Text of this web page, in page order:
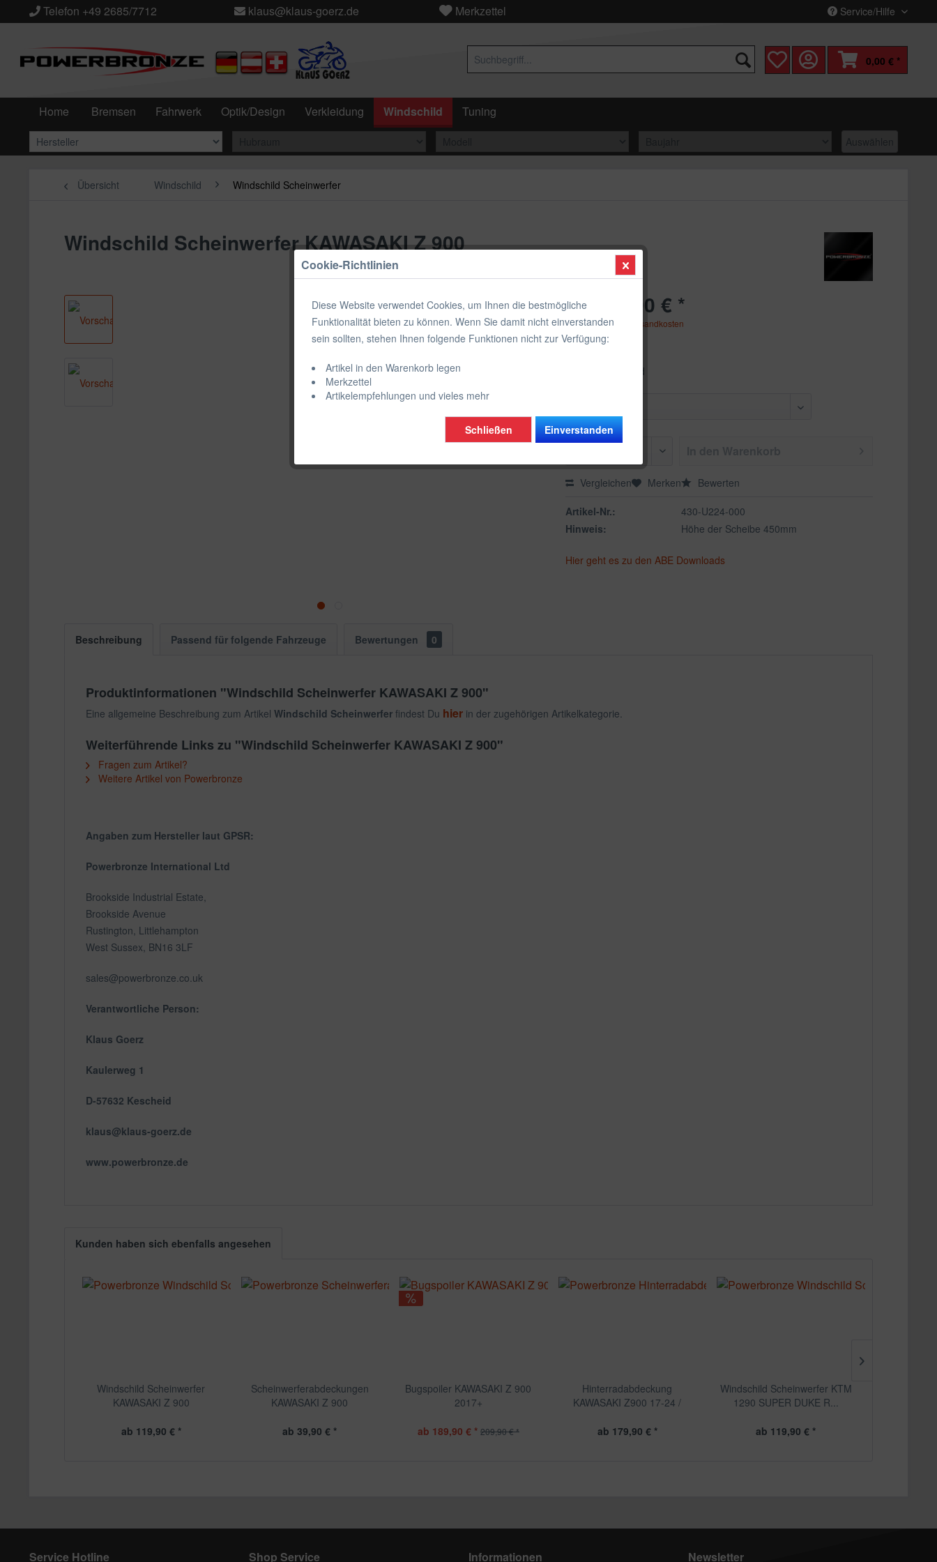
Service/Hilfe
Telefon +49 2685/7712 klaus@klaus-goerz.de Merkzettel
0,00 € *
Home Bremsen Fahrwerk Optik/Design Verkleidung Windschild Tuning
Auswählen
Übersicht Windschild Windschild Scheinwerfer
Windschild Scheinwerfer KAWASAKI Z 900
ab 119,90 € *
inkl. MwSt.zzgl. Versandkosten
schwarz glänzend
Vergleichen Merken Bewerten
Artikel-Nr.:
430-U224-000
Hinweis:
Höhe der Scheibe 450mm
Hier geht es zu den ABE Downloads
Beschreibung Passend für folgende Fahrzeuge Bewertungen 0
Produktinformationen "Windschild Scheinwerfer KAWASAKI Z 900"
Eine allgemeine Beschreibung zum Artikel Windschild Scheinwerfer findest Du hier in der zugehörigen Artikelkategorie.
Weiterführende Links zu "Windschild Scheinwerfer KAWASAKI Z 900"
Fragen zum Artikel?
Weitere Artikel von Powerbronze
Angaben zum Hersteller laut GPSR:
Powerbronze International Ltd
Brookside Industrial Estate,
Brookside Avenue
Rustington, Littlehampton
West Sussex, BN16 3LF
sales@powerbronze.co.uk
Verantwortliche Person:
Klaus Goerz
Kaulerweg 1
D-57632 Kescheid
klaus@klaus-goerz.de
www.powerbronze.de
Kunden haben sich ebenfalls angesehen
Windschild Scheinwerfer
KAWASAKI Z 900
ab 119,90 € *
Scheinwerferabdeckungen
KAWASAKI Z 900
ab 39,90 € *
Bugspoiler KAWASAKI Z 900
2017+
ab 189,90 € * 209,90 € *
Hinterradabdeckung
KAWASAKI Z900 17-24 /
ab 179,90 € *
Windschild Scheinwerfer KTM
1290 SUPER DUKE R...
ab 119,90 € *
Service Hotline Shop Service Informationen Newsletter
Cookie-Richtlinien
Diese Website verwendet Cookies, um Ihnen die bestmögliche
Funktionalität bieten zu können. Wenn Sie damit nicht einverstanden
sein sollten, stehen Ihnen folgende Funktionen nicht zur Verfügung:
Artikel in den Warenkorb legen
Merkzettel
Artikelempfehlungen und vieles mehr
Einverstanden
Schließen